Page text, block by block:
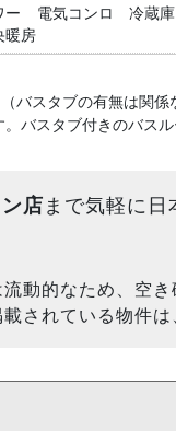
ー 電気コンロ
冷蔵庫
暖房
バスタブの有無は関
バスタブ付きのバス
店 まで気軽に
動的なため、空
されている物件